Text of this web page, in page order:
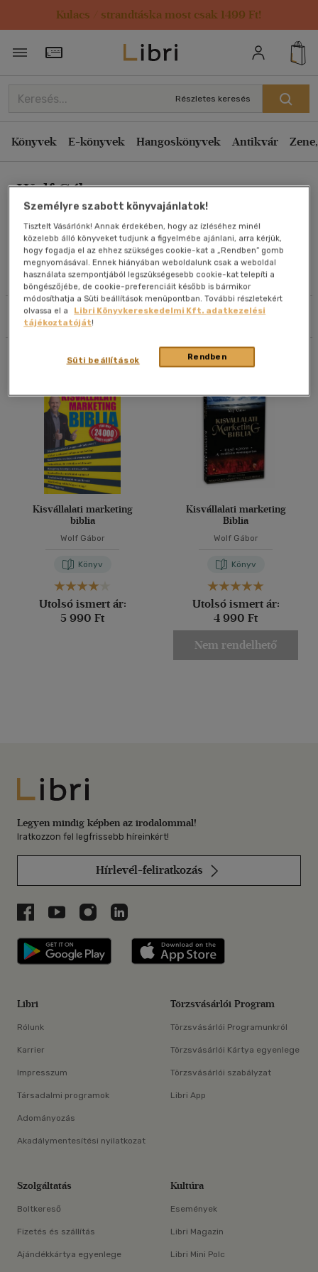
Kulacs / strandtáska most csak 1499 Ft!
Törzsvásárlói Kártya adatai
Részletes keresés
Könyvek E-könyvek Hangoskönyvek Antikvár
Wolf Gábor
Művei
Olvasói vélemények
Szűrés Rendezés
Rendezés
Kiadás éve szerint csökkenő
Ár szerint csökkenő
Eladott darabszám szerint csökkenő
Eladott darabszám szerint növekvő
Cím szerint A-Z
Szerző szerint A-Z
Megjelenítés
20 db / oldal
Alkalmaz
Összesen db
Kisvállalati marketing
biblia
Wolf Gábor
Könyv
Utolsó ismert ár:
5 990 Ft
Kisvállalati marketing
Biblia
Wolf Gábor
Könyv
Utolsó ismert ár:
4 990 Ft
Nem rendelhető
Libri
Legyen mindig képben az irodalommal!
Iratkozzon fel legfrissebb híreinkért!
Hírlevél-feliratkozás
Libri a Facebookon
Libri a Youtube-on
Libri az Instagramon
Libri a LinkedInen
Libri applikáció Szerezd meg: Google
Libri
Rólunk
Karrier
Impresszum
Társadalmi programok
Adományozás
Akadálymentesítési nyilatkozat
Törzsvásárlói Program
Törzsvásárlói Programunkról
Törzsvásárlói Kártya egyenlege
Törzsvásárlói szabályzat
Libri App
Szolgáltatás
Boltkereső
Fizetés és szállítás
Ajándékkártya egyenlege
Kultúra
Események
Libri Magazin
Libri Mini Polc
Személyre szabott könyvajánlatok!
Tisztelt Vásárlónk! Annak érdekében, hogy az ízléséhez minél
közelebb álló könyveket tudjunk a figyelmébe ajánlani, arra kérjük,
hogy fogadja el az ehhez szükséges cookie-kat a „Rendben” gomb
megnyomásával. Ennek hiányában weboldalunk csak a weboldal
használata szempontjából legszükségesebb cookie-kat telepíti a
böngészőjébe, de cookie-preferenciáit később is bármikor
módosíthatja a Süti beállítások menüpontban. További részletekért
olvassa el a
Libri Könyvkereskedelmi Kft. adatkezelési
tájékoztatóját!
Rendben
Süti beállítások